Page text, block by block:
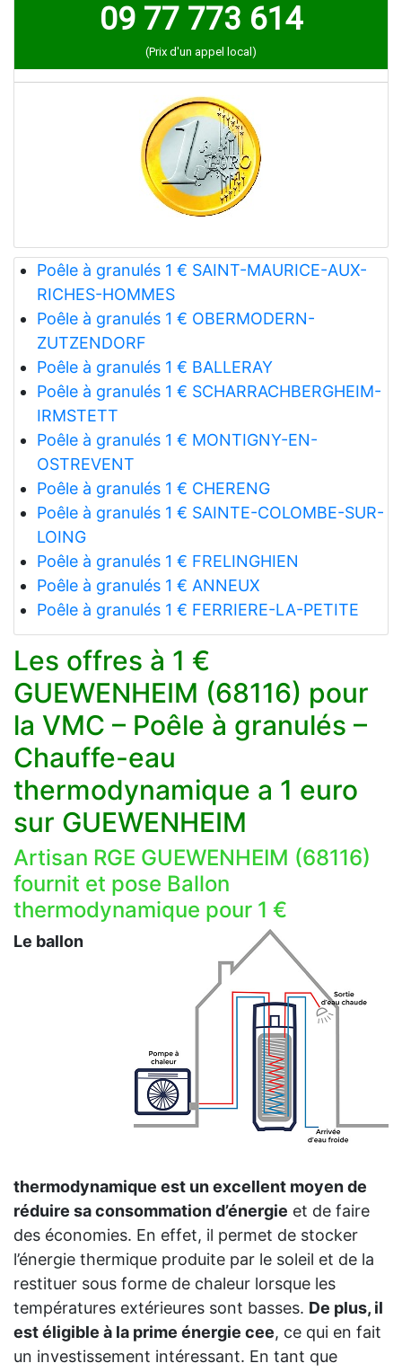
09 77 773 614
(Prix d'un appel local)
Poêle à granulés 1 € SAINT-MAURICE-AUX-
RICHES-HOMMES
Poêle à granulés 1 € OBERMODERN-
ZUTZENDORF
Poêle à granulés 1 € BALLERAY
Poêle à granulés 1 € SCHARRACHBERGHEIM-
IRMSTETT
Poêle à granulés 1 € MONTIGNY-EN-
OSTREVENT
Poêle à granulés 1 € CHERENG
Poêle à granulés 1 € SAINTE-COLOMBE-SUR-
LOING
Poêle à granulés 1 € FRELINGHIEN
Poêle à granulés 1 € ANNEUX
Poêle à granulés 1 € FERRIERE-LA-PETITE
Les offres à 1 €
GUEWENHEIM (68116) pour
la VMC – Poêle à granulés –
Chauffe-eau
thermodynamique a 1 euro
sur GUEWENHEIM
Artisan RGE GUEWENHEIM (68116)
fournit et pose Ballon
thermodynamique pour 1 €
Le ballon
thermodynamique est un excellent moyen de
réduire sa consommation d’énergie et de faire
des économies. En effet, il permet de stocker
l’énergie thermique produite par le soleil et de la
restituer sous forme de chaleur lorsque les
températures extérieures sont basses. De plus, il
est éligible à la prime énergie cee, ce qui en fait
un investissement intéressant. En tant que